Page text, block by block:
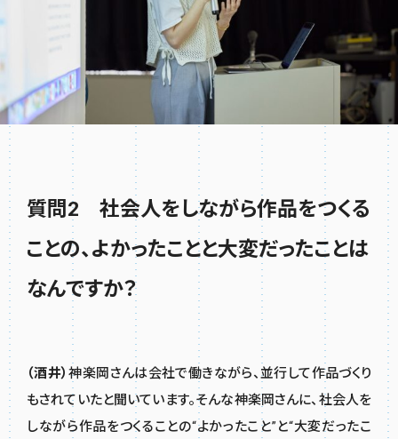
質問2 社会人をしながら作品をつくる
ことの、よかったことと大変だったことは
なんですか？
（酒井）神楽岡さんは会社で働きながら、並行して作品づくり
もされていたと聞いています。そんな神楽岡さんに、社会人を
しながら作品をつくることの“よかったこと”と“大変だったこ